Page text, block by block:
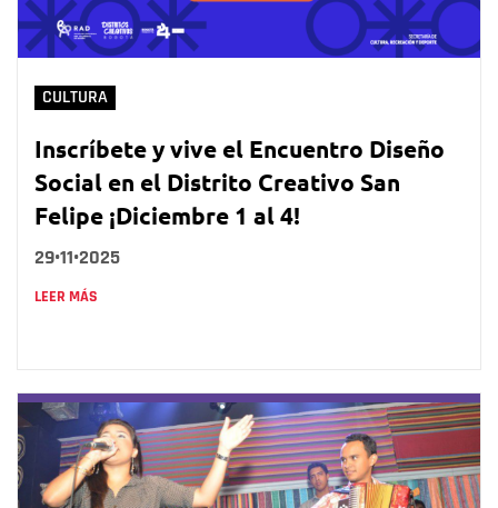
CULTURA
Inscríbete y vive el Encuentro Diseño
Social en el Distrito Creativo San
Felipe ¡Diciembre 1 al 4!
29•11•2025
LEER MÁS